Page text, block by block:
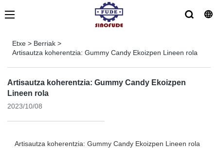
Etxe > Berriak >
Artisautza koherentzia: Gummy Candy Ekoizpen Lineen rola
Artisautza koherentzia: Gummy Candy Ekoizpen
Lineen rola
2023/10/08
Artisautza koherentzia: Gummy Candy Ekoizpen Lineen rola